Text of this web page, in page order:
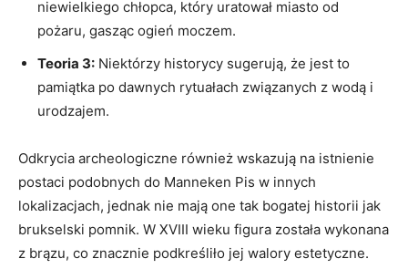
niewielkiego chłopca, który uratował miasto ‌od
pożaru,‍ gasząc ogień moczem.
Teoria 3: Niektórzy historycy sugerują, że jest ⁤to
pamiątka po ⁤dawnych rytuałach związanych z wodą ⁣i
urodzajem.
Odkrycia archeologiczne również‍ wskazują na istnienie
postaci‌ podobnych do Manneken Pis w ​innych
lokalizacjach, jednak⁢ nie mają one tak bogatej historii jak
brukselski pomnik. ‍W XVIII wieku figura została​ wykonana
z ​brązu,‍ co⁢ znacznie podkreśliło ‌jej walory estetyczne.